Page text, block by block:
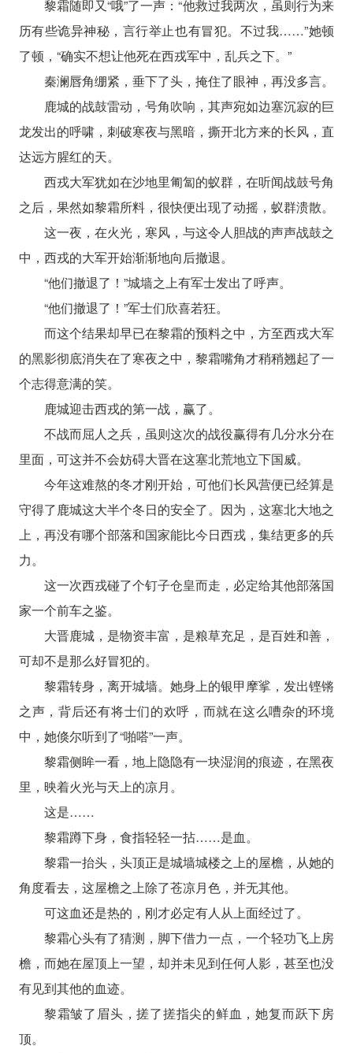
黎霜随即又“哦”了一声：“他救过我两次，虽则行为来
历有些诡异神秘，言行举止也有冒犯。不过我……”她顿
了顿，“确实不想让他死在西戎军中，乱兵之下。”
秦澜唇角绷紧，垂下了头，掩住了眼神，再没多言。
鹿城的战鼓雷动，号角吹响，其声宛如边塞沉寂的巨
龙发出的呼啸，刺破寒夜与黑暗，撕开北方来的长风，直
达远方腥红的天。
西戎大军犹如在沙地里匍匐的蚁群，在听闻战鼓号角
之后，果然如黎霜所料，很快便出现了动摇，蚁群溃散。
这一夜，在火光，寒风，与这令人胆战的声声战鼓之
中，西戎的大军开始渐渐地向后撤退。
“他们撤退了！”城墙之上有军士发出了呼声。
“他们撤退了！”军士们欣喜若狂。
而这个结果却早已在黎霜的预料之中，方至西戎大军
的黑影彻底消失在了寒夜之中，黎霜嘴角才稍稍翘起了一
个志得意满的笑。
鹿城迎击西戎的第一战，赢了。
不战而屈人之兵，虽则这次的战役赢得有几分水分在
里面，可这并不会妨碍大晋在这塞北荒地立下国威。
今年这难熬的冬才刚开始，可他们长风营便已经算是
守得了鹿城这大半个冬日的安全了。因为，这塞北大地之
上，再没有哪个部落和国家能比今日西戎，集结更多的兵
力。
这一次西戎碰了个钉子仓皇而走，必定给其他部落国
家一个前车之鉴。
大晋鹿城，是物资丰富，是粮草充足，是百姓和善，
可却不是那么好冒犯的。
黎霜转身，离开城墙。她身上的银甲摩挲，发出铿锵
之声，背后还有将士们的欢呼，而就在这么嘈杂的环境
中，她倏尔听到了“啪嗒”一声。
黎霜侧眸一看，地上隐隐有一块湿润的痕迹，在黑夜
里，映着火光与天上的凉月。
这是……
黎霜蹲下身，食指轻轻一拈……是血。
黎霜一抬头，头顶正是城墙城楼之上的屋檐，从她的
角度看去，这屋檐之上除了苍凉月色，并无其他。
可这血还是热的，刚才必定有人从上面经过了。
黎霜心头有了猜测，脚下借力一点，一个轻功飞上房
檐，而她在屋顶上一望，却并未见到任何人影，甚至也没
有见到其他的血迹。
黎霜皱了眉头，搓了搓指尖的鲜血，她复而跃下房
顶。